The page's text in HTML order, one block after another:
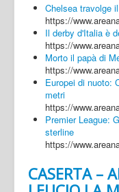
Chelsea travolge
https://
Il derby d'Italia è
https://
Morto il papà di
https://
Europei di nuoto:
metri
https://
Premier League:
sterline
https://
CASERTA –